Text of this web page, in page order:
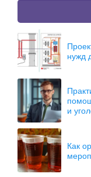
нужд
и
Как